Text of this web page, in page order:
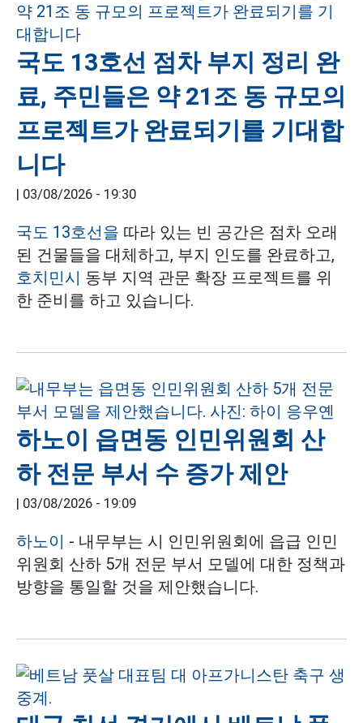
국도 13호선 점차 부지 정리 완
료, 주민들은 약 21조 동 규모의
프로젝트가 완료되기를 기대합
니다
| 03/08/2026 - 19:30
국도 13호선을 따라 있는 빈 공간은 점차 오래
된 건물들을 대체하고, 부지 인도를 완료하고,
호치민시 동부 지역 관문 확장 프로젝트를 위
한 준비를 하고 있습니다.
하노이 읍면동 인민위원회 산
하 전문 부서 수 증가 제안
| 03/08/2026 - 19:09
하노이 - 내무부는 시 인민위원회에 읍급 인민
위원회 산하 5개 전문 부서 모델에 대한 정책과
방향을 통일할 것을 제안했습니다.